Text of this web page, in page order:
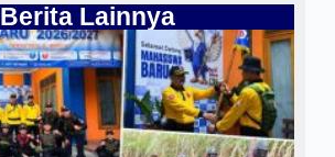
Berita Lainnya